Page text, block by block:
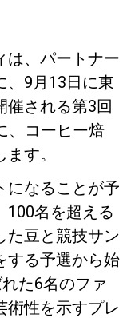
は、パートナー
、9月13日に東
催される第3回
、コーヒー焙
す。
になることが予
100名を超える
た豆と競技サン
する予選から始
た6名のファ
術性を示すプレ